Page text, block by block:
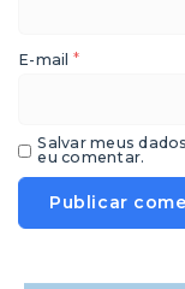
E-mail *
Salvar meus
eu comentar.